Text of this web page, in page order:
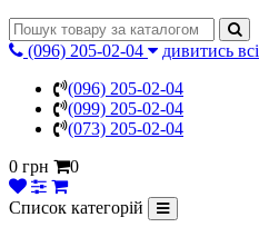
(096) 205-02-04
дивитись всі
(096) 205-02-04
(099) 205-02-04
(073) 205-02-04
0 грн
0
Список категорій